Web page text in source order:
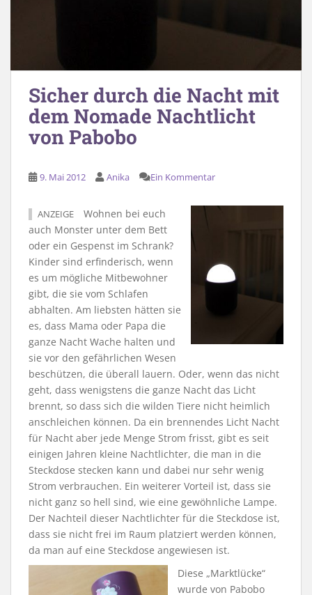
Sicher durch die Nacht mit
dem Nomade Nachtlicht
von Pabobo
9. Mai 2012 Anika Ein Kommentar
ANZEIGE
Wohnen bei euch
auch Monster unter dem Bett
oder ein Gespenst im Schrank?
Kinder sind erfinderisch, wenn
es um mögliche Mitbewohner
gibt, die sie vom Schlafen
abhalten. Am liebsten hätten sie
es, dass Mama oder Papa die
ganze Nacht Wache halten und
sie vor den gefährlichen Wesen
beschützen, die überall lauern. Oder, wenn das nicht
geht, dass wenigstens die ganze Nacht das Licht
brennt, so dass sich die wilden Tiere nicht heimlich
anschleichen können. Da ein brennendes Licht Nacht
für Nacht aber jede Menge Strom frisst, gibt es seit
einigen Jahren kleine Nachtlichter, die man in die
Steckdose stecken kann und dabei nur sehr wenig
Strom verbrauchen. Ein weiterer Vorteil ist, dass sie
nicht ganz so hell sind, wie eine gewöhnliche Lampe.
Der Nachteil dieser Nachtlichter für die Steckdose ist,
dass sie nicht frei im Raum platziert werden können,
da man auf eine Steckdose angewiesen ist.
Diese „Marktlücke“
wurde von Pabobo